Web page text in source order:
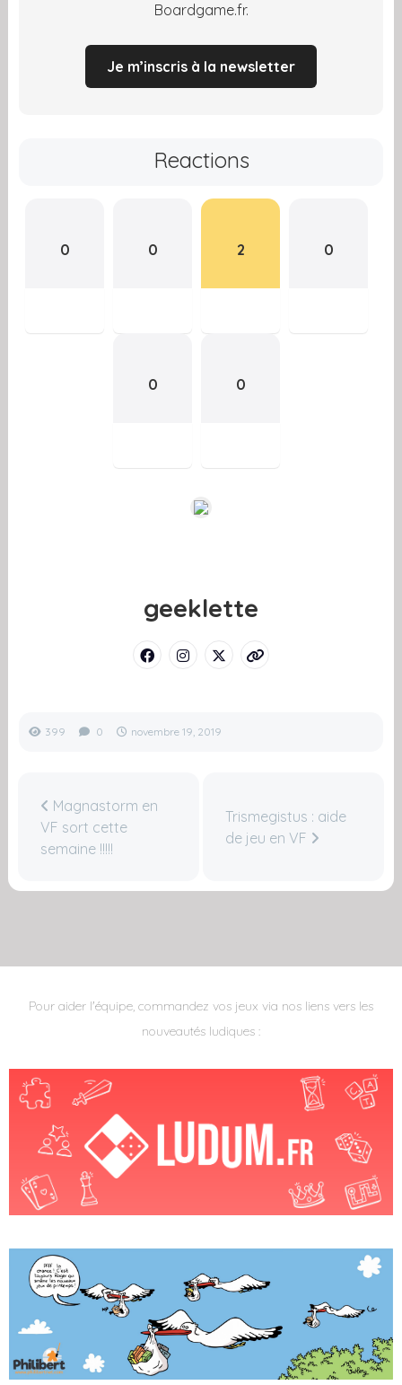
Boardgame.fr.
Je m’inscris à la newsletter
Reactions
0 0 2 0
0 0
geeklette
399 0 novembre 19, 2019
Magnastorm en
VF sort cette
semaine !!!!!
Trismegistus : aide
de jeu en VF
Pour aider l'équipe, commandez vos jeux via nos liens vers les
nouveautés ludiques :